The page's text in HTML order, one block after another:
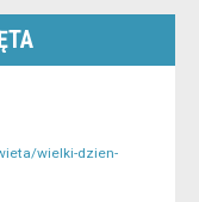
wielki-dzien-